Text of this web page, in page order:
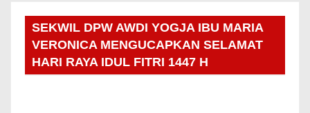
SEKWIL DPW AWDI YOGJA IBU MARIA
VERONICA MENGUCAPKAN SELAMAT
HARI RAYA IDUL FITRI 1447 H